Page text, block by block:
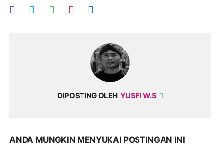
DIPOSTING OLEH YUSFI W.S
ANDA MUNGKIN MENYUKAI POSTINGAN INI